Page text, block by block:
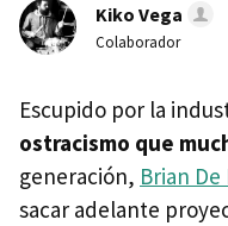
Kiko Vega
Colaborador
Escupido por la
ostracismo que
generación, Brian De
sacar adelante